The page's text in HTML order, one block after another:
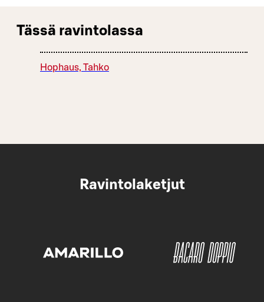
Tässä ravintolassa
Hophaus, Tahko
Ravintolaketjut